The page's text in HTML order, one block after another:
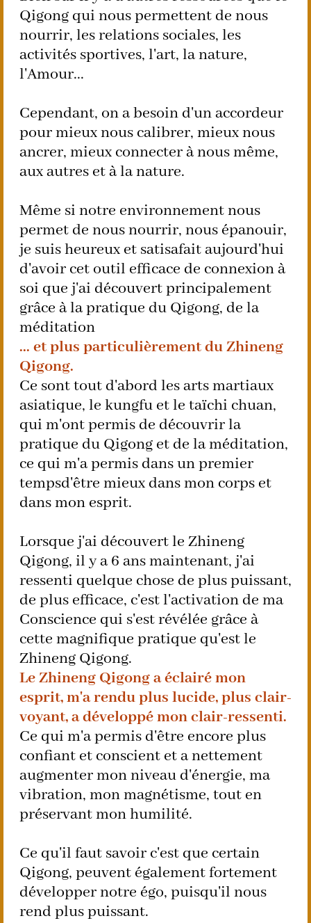
Qigong qui nous permettent de nous
nourrir, les relations sociales, les
activités sportives, l'art, la nature,
l'Amour...
Cependant, on a besoin d'un accordeur
pour mieux nous calibrer, mieux nous
ancrer, mieux connecter à nous même,
aux autres et à la nature.
Même si notre environnement nous
permet de nous nourrir, nous épanouir,
je suis heureux et satisafait aujourd'hui
d'avoir cet outil efficace de connexion à
soi que j'ai découvert principalement
grâce à la pratique du Qigong, de la
méditation
... et plus particulièrement du Zhineng
Qigong.
Ce sont tout d'abord les arts martiaux
asiatique, le kungfu et le taïchi chuan,
qui m'ont permis de découvrir la
pratique du Qigong et de la méditation,
ce qui m'a permis dans un premier
tempsd'être mieux dans mon corps et
dans mon esprit.
Lorsque j'ai découvert le Zhineng
Qigong, il y a 6 ans maintenant, j'ai
ressenti quelque chose de plus puissant,
de plus efficace, c'est l'activation de ma
Conscience qui s'est révélée grâce à
cette magnifique pratique qu'est le
Zhineng Qigong.
Le Zhineng Qigong a éclairé mon
esprit, m'a rendu plus lucide, plus clair-
voyant, a développé mon clair-ressenti.
Ce qui m'a permis d'être encore plus
confiant et conscient et a nettement
augmenter mon niveau d'énergie, ma
vibration, mon magnétisme, tout en
préservant mon humilité.
Ce qu'il faut savoir c'est que certain
Qigong, peuvent également fortement
développer notre égo, puisqu'il nous
rend plus puissant.